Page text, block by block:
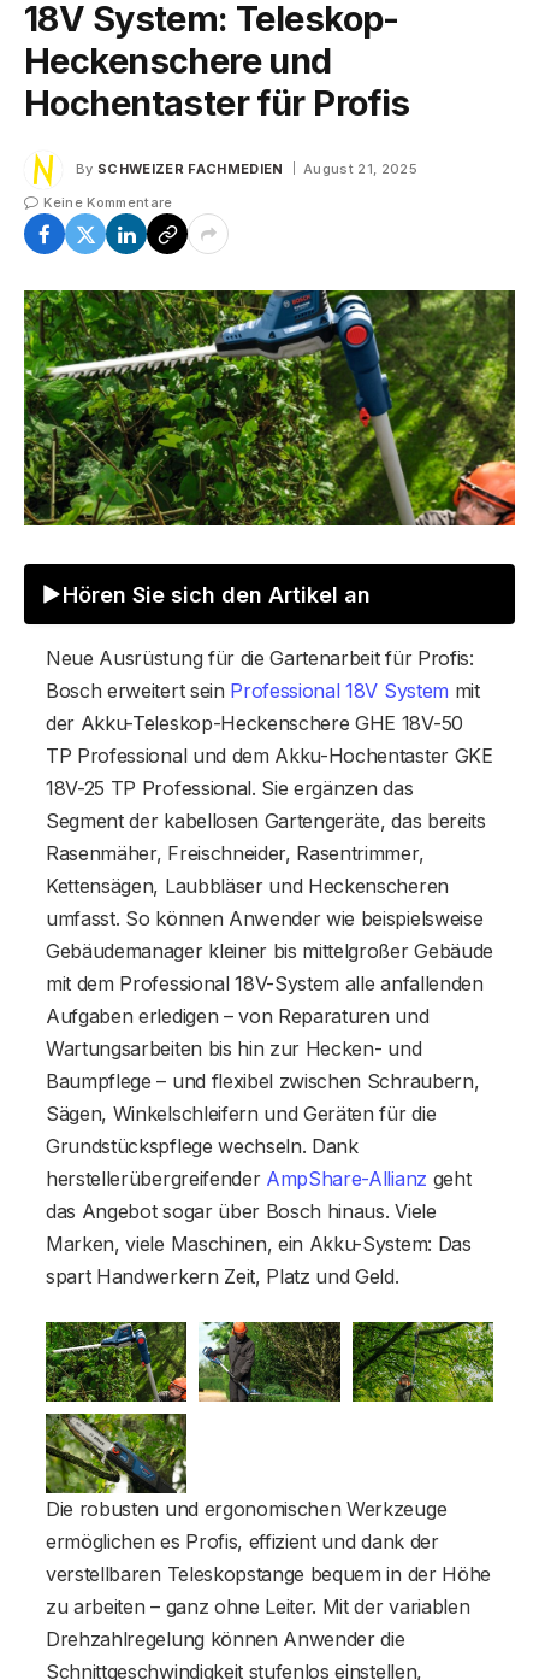
18V System: Teleskop-
Heckenschere und
Hochentaster für Profis
By SCHWEIZER FACHMEDIEN
August 21, 2025
Keine Kommentare
Hören Sie sich den Artikel an
Neue Ausrüstung für die Gartenarbeit für Profis:
Bosch erweitert sein Professional 18V System mit
der Akku-Teleskop-Heckenschere GHE 18V-50
TP Professional und dem Akku-Hochentaster GKE
18V-25 TP Professional. Sie ergänzen das
Segment der kabellosen Gartengeräte, das bereits
Rasenmäher, Freischneider, Rasentrimmer,
Kettensägen, Laubbläser und Heckenscheren
umfasst. So können Anwender wie beispielsweise
Gebäudemanager kleiner bis mittelgroßer Gebäude
mit dem Professional 18V-System alle anfallenden
Aufgaben erledigen – von Reparaturen und
Wartungsarbeiten bis hin zur Hecken- und
Baumpflege – und flexibel zwischen Schraubern,
Sägen, Winkelschleifern und Geräten für die
Grundstückspflege wechseln. Dank
herstellerübergreifender AmpShare-Allianz geht
das Angebot sogar über Bosch hinaus. Viele
Marken, viele Maschinen, ein Akku-System: Das
spart Handwerkern Zeit, Platz und Geld.
Die robusten und ergonomischen Werkzeuge
ermöglichen es Profis, effizient und dank der
verstellbaren Teleskopstange bequem in der Höhe
zu arbeiten – ganz ohne Leiter. Mit der variablen
Drehzahlregelung können Anwender die
Schnittgeschwindigkeit stufenlos einstellen,